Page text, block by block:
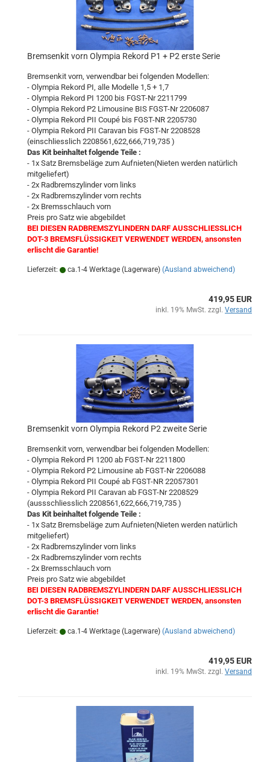
Bremsenkit vorn Olympia Rekord P1 + P2 erste Serie
Bremsenkit vorn, verwendbar bei folgenden Modellen:
- Olympia Rekord PI, alle Modelle 1,5 + 1,7
- Olympia Rekord PI 1200 bis FGST-Nr 2211799
- Olympia Rekord P2 Limousine BIS FGST-Nr 2206087
- Olympia Rekord PII Coupé bis FGST-NR 2205730
- Olympia Rekord PII Caravan bis FGST-Nr 2208528
(einschliesslich 2208561,622,666,719,735 )
Das Kit beinhaltet folgende Teile :
- 1x Satz Bremsbeläge zum Aufnieten(Nieten werden natürlich
mitgeliefert)
- 2x Radbremszylinder vorn links
- 2x Radbremszylinder vorn rechts
- 2x Bremsschlauch vorn
Preis pro Satz wie abgebildet
BEI DIESEN RADBREMSZYLINDERN DARF AUSSCHLIESSLICH
DOT-3 BREMSFLÜSSIGKEIT VERWENDET WERDEN, ansonsten
erlischt die Garantie!
Lieferzeit: ca.1-4 Werktage (Lagerware) (Ausland abweichend)
419,95 EUR
inkl. 19% MwSt. zzgl. Versand
Bremsenkit vorn Olympia Rekord P2 zweite Serie
Bremsenkit vorn, verwendbar bei folgenden Modellen:
- Olympia Rekord PI 1200 ab FGST-Nr 2211800
- Olympia Rekord P2 Limousine ab FGST-Nr 2206088
- Olympia Rekord PII Coupé ab FGST-NR 22057301
- Olympia Rekord PII Caravan ab FGST-Nr 2208529
(aussschliesslich 2208561,622,666,719,735 )
Das Kit beinhaltet folgende Teile :
- 1x Satz Bremsbeläge zum Aufnieten(Nieten werden natürlich
mitgeliefert)
- 2x Radbremszylinder vorn links
- 2x Radbremszylinder vorn rechts
- 2x Bremsschlauch vorn
Preis pro Satz wie abgebildet
BEI DIESEN RADBREMSZYLINDERN DARF AUSSCHLIESSLICH
DOT-3 BREMSFLÜSSIGKEIT VERWENDET WERDEN, ansonsten
erlischt die Garantie!
Lieferzeit: ca.1-4 Werktage (Lagerware) (Ausland abweichend)
419,95 EUR
inkl. 19% MwSt. zzgl. Versand